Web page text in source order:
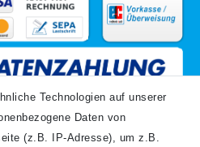
Technologien auf unserer
Daten von
(z.B. IP-Adresse), um z.B.